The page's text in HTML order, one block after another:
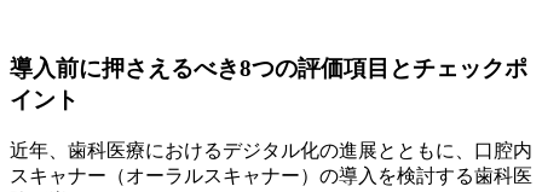
導入前に押さえるべき8つの評価項目とチェックポ
イント
近年、歯科医療におけるデジタル化の進展とともに、口腔内
スキャナー（オーラルスキャナー）の導入を検討する歯科医